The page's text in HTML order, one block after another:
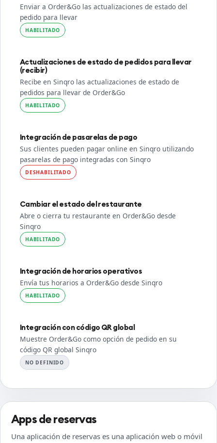
Enviar a Order&Go las actualizaciones de estado del
pedido para llevar
HABILITADO
Actualizaciones de estado de pedidos para llevar
(recibir)
Recibe en Sinqro las actualizaciones de estado de
pedidos para llevar de Order&Go
HABILITADO
Integración de pasarelas de pago
Sus clientes pueden pagar online en Sinqro utilizando
pasarelas de pago integradas con Sinqro
DESHABILITADO
Cambiar el estado del restaurante
Abre o cierra tu restaurante en Order&Go desde
Sinqro
HABILITADO
Integración de horarios operativos
Envía tus horarios a Order&Go desde Sinqro
HABILITADO
Integración con código QR global
Muestre Order&Go como opción de pedido en su
código QR global Sinqro
NO DEFINIDO
Apps de reservas
Una aplicación de reservas es una aplicación web o móvil